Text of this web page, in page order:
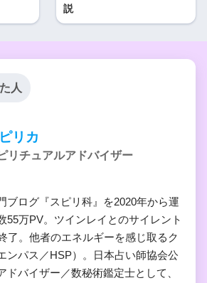
説
人
リカ
リチュアルアドバイザー
ブログ『スピリ科』を2020年から運
55万PV。ツインレイとのサイレント
了。他者のエネルギーを感じ取るク
ンパス／HSP）。日本占い師協会公
ドバイザー／数秘術鑑定士として、